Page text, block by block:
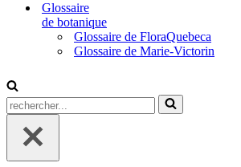
Glossaire
de botanique
Glossaire de FloraQuebeca
Glossaire de Marie-Victorin
Rechercher...